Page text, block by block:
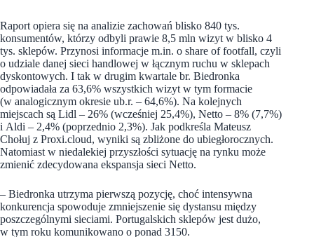
Raport opiera się na analizie zachowań blisko 840 tys.
konsumentów, którzy odbyli prawie 8,5 mln wizyt w blisko 4
tys. sklepów. Przynosi informacje m.in. o share of footfall, czyli
o udziale danej sieci handlowej w łącznym ruchu w sklepach
dyskontowych. I tak w drugim kwartale br. Biedronka
odpowiadała za 63,6% wszystkich wizyt w tym formacie
(w analogicznym okresie ub.r. – 64,6%). Na kolejnych
miejscach są Lidl – 26% (wcześniej 25,4%), Netto – 8% (7,7%)
i Aldi – 2,4% (poprzednio 2,3%). Jak podkreśla Mateusz
Chołuj z Proxi.cloud, wyniki są zbliżone do ubiegłorocznych.
Natomiast w niedalekiej przyszłości sytuację na rynku może
zmienić zdecydowana ekspansja sieci Netto.
– Biedronka utrzyma pierwszą pozycję, choć intensywna
konkurencja spowoduje zmniejszenie się dystansu między
poszczególnymi sieciami. Portugalskich sklepów jest dużo,
w tym roku komunikowano o ponad 3150.